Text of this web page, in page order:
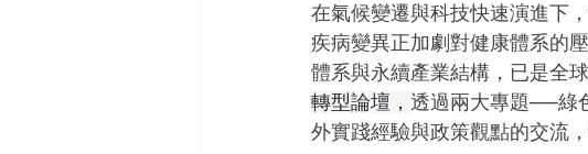
在氣候變遷與科技快速演進下
疾病變異正加劇對健康體系的
體系與永續產業結構，已是全
轉型論壇， 透過兩大專題──綠
外實踐經驗與政策觀點的交流